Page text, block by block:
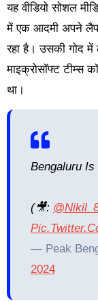
यह वीडियो सोशल
में एक आदमी अपने
रहा है। उसकी गोद
माइक्रोसॉफ्ट टीम्स
था।
Bengaluru
(🎥:
— Peak
2024